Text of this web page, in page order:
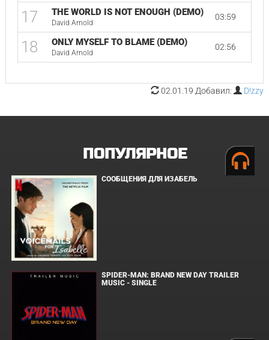
17 THE WORLD IS NOT ENOUGH (DEMO)
David Arnold
03:59
18 ONLY MYSELF TO BLAME (DEMO)
David Arnold
02:56
02.01.19 Добавил: D!zzy
ПОПУЛЯРНОЕ
СООБЩЕНИЯ ДЛЯ ИЗАБЕЛЬ
SPIDER-MAN: BRAND NEW DAY TRAILER
MUSIC - SINGLE